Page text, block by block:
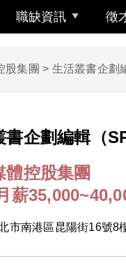
職缺資訊 徵
股集團 > 生活叢書企劃
書企劃編輯（
體控股集團
薪
市南港區昆陽街16號8